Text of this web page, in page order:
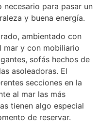
para pasar un
y buena energía.
ambientado con
mar y con mobiliario
sofás hechos de
asoleadoras. El
secciones en la
al mar las más
tienen algo especial
de reservar.